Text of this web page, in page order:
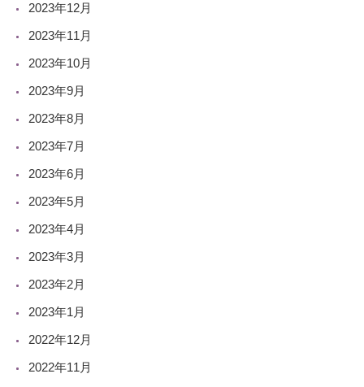
2023年12月
2023年11月
2023年10月
2023年9月
2023年8月
2023年7月
2023年6月
2023年5月
2023年4月
2023年3月
2023年2月
2023年1月
2022年12月
2022年11月